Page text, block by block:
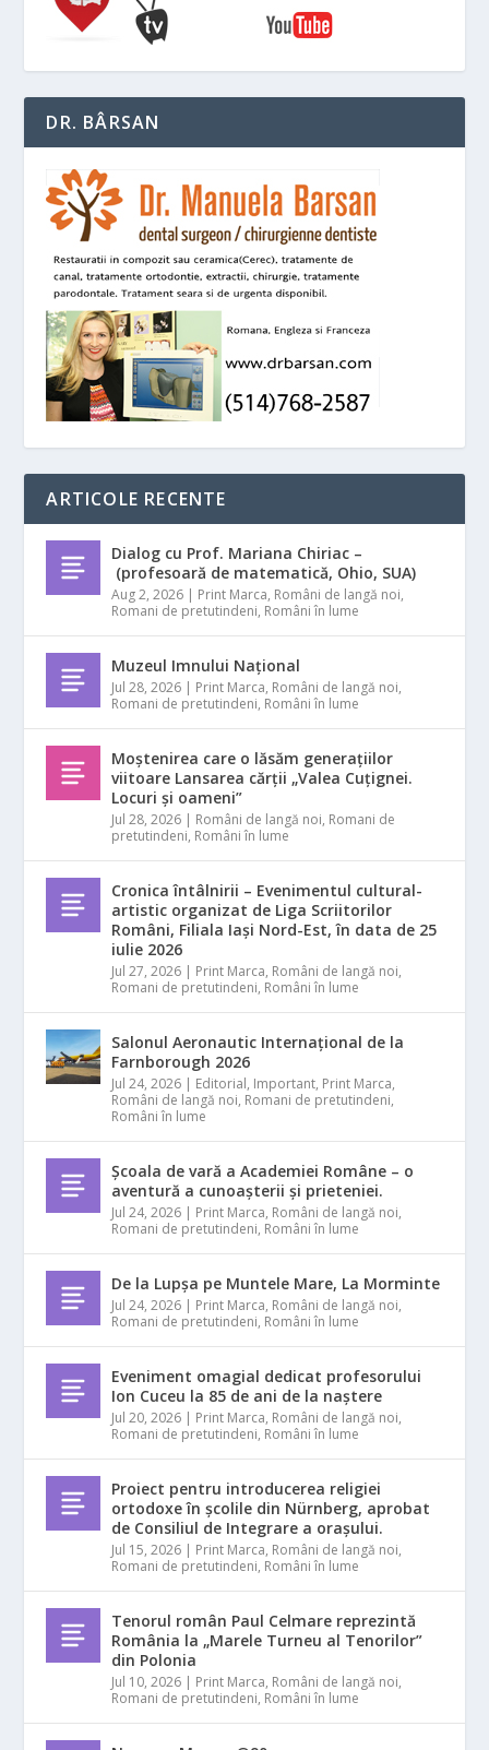
DR. BÂRSAN
ARTICOLE RECENTE
Dialog cu Prof. Mariana Chiriac –
(profesoară de matematică, Ohio, SUA)
Aug 2, 2026 | Print Marca, Români de langă noi,
Romani de pretutindeni, Români în lume
Muzeul Imnului Național
Jul 28, 2026 | Print Marca, Români de langă noi,
Romani de pretutindeni, Români în lume
Moștenirea care o lăsăm generațiilor
viitoare Lansarea cărții „Valea Cuțignei.
Locuri și oameni”
Jul 28, 2026 | Români de langă noi, Romani de
pretutindeni, Români în lume
Cronica întâlnirii – Evenimentul cultural-
artistic organizat de Liga Scriitorilor
Români, Filiala Iași Nord-Est, în data de 25
iulie 2026
Jul 27, 2026 | Print Marca, Români de langă noi,
Romani de pretutindeni, Români în lume
Salonul Aeronautic Internațional de la
Farnborough 2026
Jul 24, 2026 | Editorial, Important, Print Marca,
Români de langă noi, Romani de pretutindeni,
Români în lume
Școala de vară a Academiei Române – o
aventură a cunoașterii și prieteniei.
Jul 24, 2026 | Print Marca, Români de langă noi,
Romani de pretutindeni, Români în lume
De la Lupșa pe Muntele Mare, La Morminte
Jul 24, 2026 | Print Marca, Români de langă noi,
Romani de pretutindeni, Români în lume
Eveniment omagial dedicat profesorului
Ion Cuceu la 85 de ani de la naștere
Jul 20, 2026 | Print Marca, Români de langă noi,
Romani de pretutindeni, Români în lume
Proiect pentru introducerea religiei
ortodoxe în școlile din Nürnberg, aprobat
de Consiliul de Integrare a orașului.
Jul 15, 2026 | Print Marca, Români de langă noi,
Romani de pretutindeni, Români în lume
Tenorul român Paul Celmare reprezintă
România la „Marele Turneu al Tenorilor”
din Polonia
Jul 10, 2026 | Print Marca, Români de langă noi,
Romani de pretutindeni, Români în lume